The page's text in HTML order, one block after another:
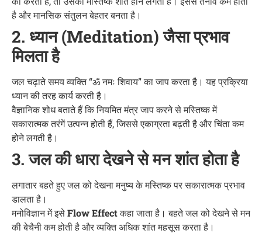
है और मानसिक संतुलन बेहतर बनता है।
2. ध्यान (Meditation) जैसा प्रभाव
मिलता है
जल चढ़ाते समय व्यक्ति “ॐ नमः शिवाय” का जाप करता है। यह प्रक्रिया
ध्यान की तरह कार्य करती है।
वैज्ञानिक शोध बताते हैं कि नियमित मंत्र जाप करने से मस्तिष्क में
सकारात्मक तरंगें उत्पन्न होती हैं, जिससे एकाग्रता बढ़ती है और चिंता कम
होने लगती है।
3. जल की धारा देखने से मन शांत होता है
लगातार बहते हुए जल को देखना मनुष्य के मस्तिष्क पर सकारात्मक प्रभाव
डालता है।
मनोविज्ञान में इसेFlow Effectकहा जाता है। बहते जल को देखने से मन
की बेचैनी कम होती है और व्यक्ति अधिक शांत महसूस करता है।